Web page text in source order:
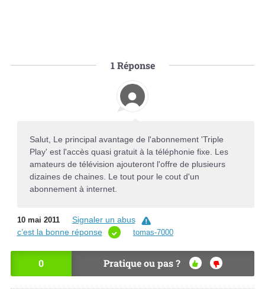
1Réponse
Salut, Le principal avantage de l'abonnement 'Triple
Play' est l'accès quasi gratuit à la téléphonie fixe. Les
amateurs de télévision ajouteront l'offre de plusieurs
dizaines de chaines. Le tout pour le cout d'un
abonnement à internet.
10 mai 2011
Signaler un abus
c’est la bonne réponse
tomas-7000
0 Pratique ou pas ?
OU
I
NO